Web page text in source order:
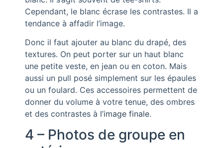
Cependant, le blanc écrase les contrastes. Il a
tendance à affadir l’image.
Donc il faut ajouter au blanc du drapé, des
textures. On peut porter sur un haut blanc
une petite veste, en jean ou en coton. Mais
aussi un pull posé simplement sur les épaules
ou un foulard. Ces accessoires permettent de
donner du volume à votre tenue, des ombres
et des contrastes à l’image finale.
4 – Photos de groupe en